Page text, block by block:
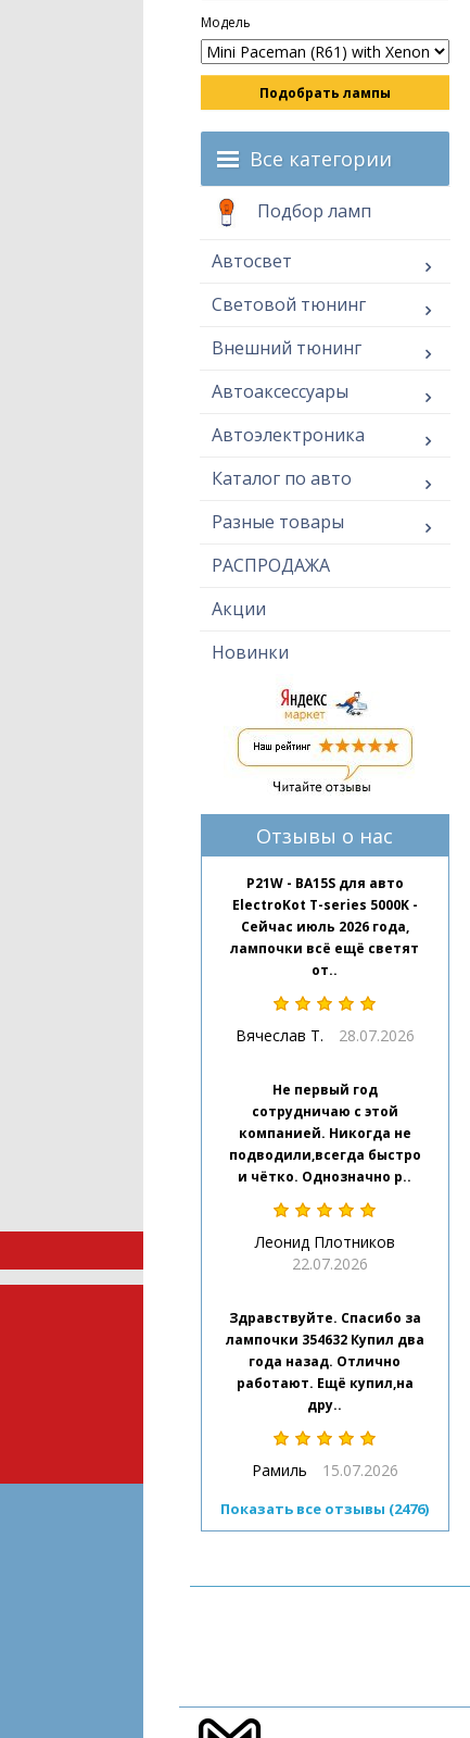
Модель
Подобрать лампы
Все категории
Подбор ламп
Автосвет
Световой тюнинг
Внешний тюнинг
Автоаксессуары
Автоэлектроника
Каталог по авто
Разные товары
РАСПРОДАЖА
Акции
Новинки
Отзывы о нас
P21W - BA15S для авто
ElectroKot T-series 5000K -
Сейчас июль 2026 года,
лампочки всё ещё светят
от..
Вячеслав Т. 28.07.2026
Не первый год
сотрудничаю с этой
компанией. Никогда не
подводили,всегда быстро
и чётко. Однозначно р..
Леонид Плотников
22.07.2026
Здравствуйте. Спасибо за
лампочки 354632 Купил два
года назад. Отлично
работают. Ещё купил,на
дру..
Рамиль 15.07.2026
Показать все отзывы (2476)